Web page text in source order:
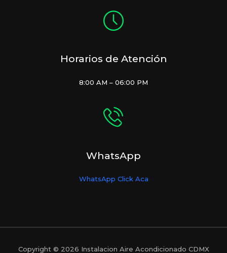
Horarios de Atención
8:00 AM – 06:00 PM
WhatsApp
WhatsApp Click Aca
Copyright © 2026 Instalacion Aire Acondicionado CDMX